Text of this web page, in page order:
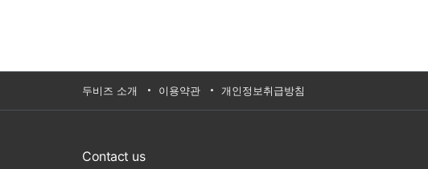
두비즈 소개 이용약관 개인정보취급방침
Contact us